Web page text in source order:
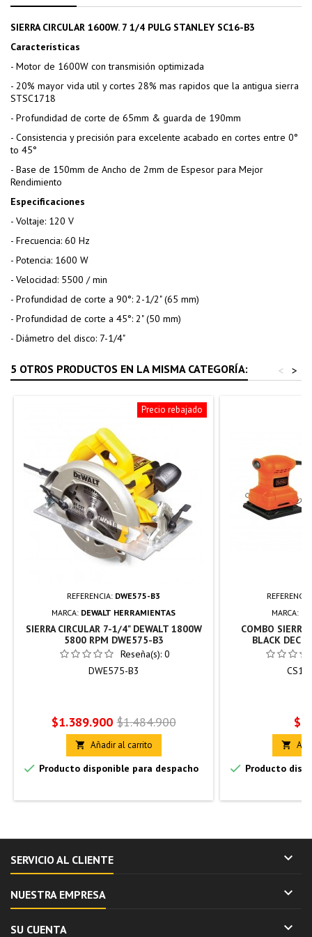
SIERRA CIRCULAR 1600W. 7 1/4 PULG STANLEY SC16-B3
Características
- Motor de 1600W con transmisión optimizada
- 20% mayor vida util y cortes 28% mas rapidos que la antigua sierra
STSC1718
- Profundidad de corte de 65mm & guarda de 190mm
- Consistencia y precisión para excelente acabado en cortes entre 0°
to 45°
- Base de 150mm de Ancho de 2mm de Espesor para Mejor
Rendimiento
Especificaciones
- Voltaje: 120 V
- Frecuencia: 60 Hz
- Potencia: 1600 W
- Velocidad: 5500 / min
- Profundidad de corte a 90°: 2-1/2" (65 mm)
- Profundidad de corte a 45°: 2" (50 mm)
- Diámetro del disco: 7-1/4"
5 OTROS PRODUCTOS EN LA MISMA CATEGORÍA: >
<
Precio rebajado
REFERENCIA: DWE575-B3
MARCA: DEWALT HERRAMIENTAS
SIERRA CIRCULAR 7-1/4" DEWALT 1800W
5800 RPM DWE575-B3
Reseña(s): 0
DWE575-B3
Precio
$1.389.900 Precio
base
$1.484.900
 Añadir al carrito
 Producto disponible para despacho
MARCA:
COMBO SIERRA
BLACK

 Producto
SERVICIO AL CLIENTE 
NUESTRA EMPRESA 
SU CUENTA 